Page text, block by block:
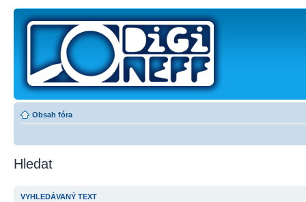
Obsah fóra
Hledat
VYHLEDÁVANÝ TEXT